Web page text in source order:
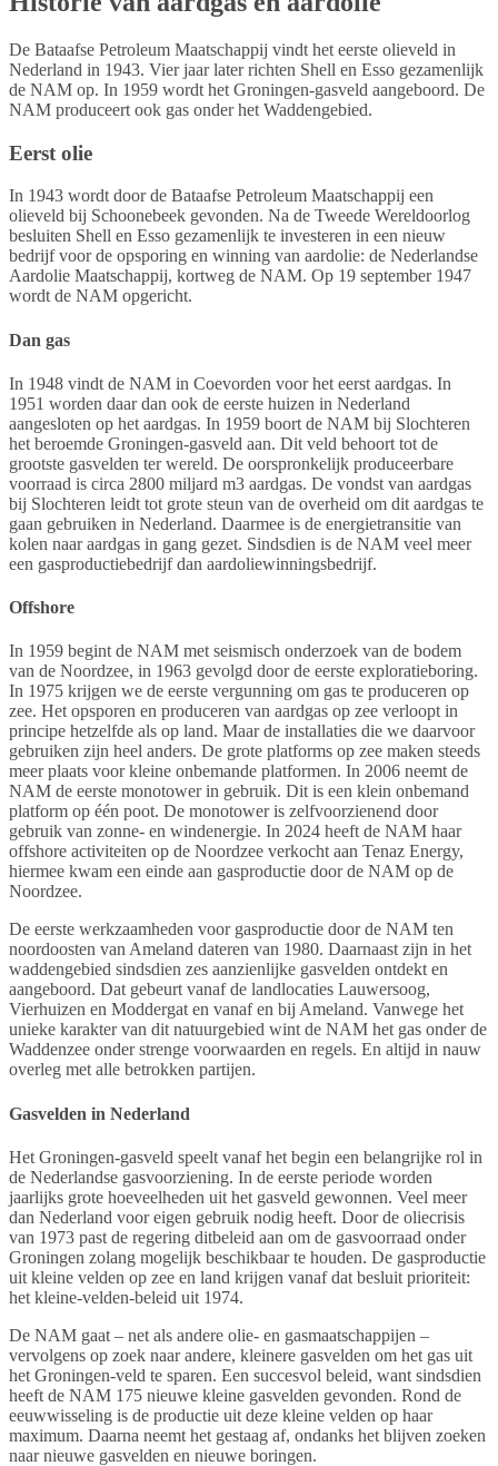
De Bataafse Petroleum Maatschappij vindt het eerste olieveld in
Nederland in 1943. Vier jaar later richten Shell en Esso gezamenlijk
de NAM op. In 1959 wordt het Groningen-gasveld aangeboord. De
NAM produceert ook gas onder het Waddengebied.
Eerst olie
In 1943 wordt door de Bataafse Petroleum Maatschappij een
olieveld bij Schoonebeek gevonden. Na de Tweede Wereldoorlog
besluiten Shell en Esso gezamenlijk te investeren in een nieuw
bedrijf voor de opsporing en winning van aardolie: de Nederlandse
Aardolie Maatschappij, kortweg de NAM. Op 19 september 1947
wordt de NAM opgericht.
Dan gas
In 1948 vindt de NAM in Coevorden voor het eerst aardgas. In
1951 worden daar dan ook de eerste huizen in Nederland
aangesloten op het aardgas. In 1959 boort de NAM bij Slochteren
het beroemde Groningen-gasveld aan. Dit veld behoort tot de
grootste gasvelden ter wereld. De oorspronkelijk produceerbare
voorraad is circa 2800 miljard m3 aardgas. De vondst van aardgas
bij Slochteren leidt tot grote steun van de overheid om dit aardgas te
gaan gebruiken in Nederland. Daarmee is de energietransitie van
kolen naar aardgas in gang gezet. Sindsdien is de NAM veel meer
een gasproductiebedrijf dan aardoliewinningsbedrijf.
Offshore
In 1959 begint de NAM met seismisch onderzoek van de bodem
van de Noordzee, in 1963 gevolgd door de eerste exploratieboring.
In 1975 krijgen we de eerste vergunning om gas te produceren op
zee. Het opsporen en produceren van aardgas op zee verloopt in
principe hetzelfde als op land. Maar de installaties die we daarvoor
gebruiken zijn heel anders. De grote platforms op zee maken steeds
meer plaats voor kleine onbemande platformen. In 2006 neemt de
NAM de eerste monotower in gebruik. Dit is een klein onbemand
platform op één poot. De monotower is zelfvoorzienend door
gebruik van zonne- en windenergie. In 2024 heeft de NAM haar
offshore activiteiten op de Noordzee verkocht aan Tenaz Energy,
hiermee kwam een einde aan gasproductie door de NAM op de
Noordzee.
De eerste werkzaamheden voor gasproductie door de NAM ten
noordoosten van Ameland dateren van 1980. Daarnaast zijn in het
waddengebied sindsdien zes aanzienlijke gasvelden ontdekt en
aangeboord. Dat gebeurt vanaf de landlocaties Lauwersoog,
Vierhuizen en Moddergat en vanaf en bij Ameland. Vanwege het
unieke karakter van dit natuurgebied wint de NAM het gas onder de
Waddenzee onder strenge voorwaarden en regels. En altijd in nauw
overleg met alle betrokken partijen.
Gasvelden in Nederland
Het Groningen-gasveld speelt vanaf het begin een belangrijke rol in
de Nederlandse gasvoorziening. In de eerste periode worden
jaarlijks grote hoeveelheden uit het gasveld gewonnen. Veel meer
dan Nederland voor eigen gebruik nodig heeft. Door de oliecrisis
van 1973 past de regering ditbeleid aan om de gasvoorraad onder
Groningen zolang mogelijk beschikbaar te houden. De gasproductie
uit kleine velden op zee en land krijgen vanaf dat besluit prioriteit:
het kleine-velden-beleid uit 1974.
De NAM gaat – net als andere olie- en gasmaatschappijen –
vervolgens op zoek naar andere, kleinere gasvelden om het gas uit
het Groningen-veld te sparen. Een succesvol beleid, want sindsdien
heeft de NAM 175 nieuwe kleine gasvelden gevonden. Rond de
eeuwwisseling is de productie uit deze kleine velden op haar
maximum. Daarna neemt het gestaag af, ondanks het blijven zoeken
naar nieuwe gasvelden en nieuwe boringen.